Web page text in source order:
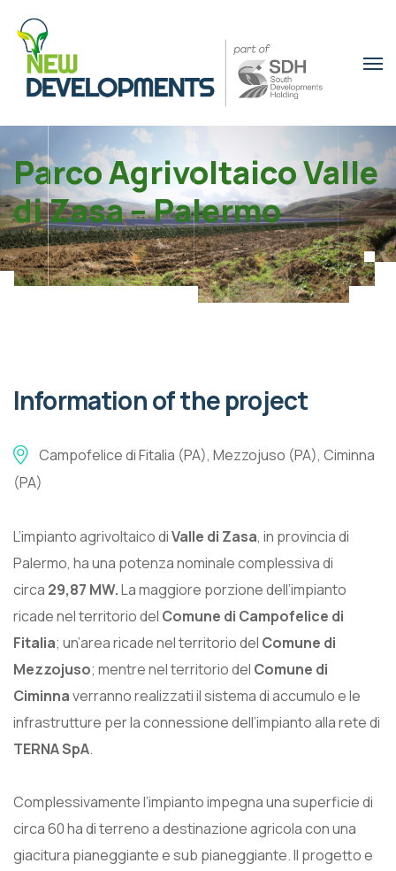
Parco Agrivoltaico Valle
di Zasa – Palermo
Information of the project
Campofelice di Fitalia (PA), Mezzojuso (PA), Ciminna
(PA)
L’impianto agrivoltaico diValle di Zasa, in provincia di
Palermo, ha una potenza nominale complessiva di
circa 29,87 MW.La maggiore porzione dell’impianto
ricade nel territorio del Comune di Campofelice di
Fitalia; un’area ricade nel territorio del Comune di
Mezzojuso; mentre nel territorio del Comune di
Ciminnaverranno realizzati il sistema di accumulo e le
infrastrutture per la connessione dell’impianto alla rete di
TERNA SpA.
Complessivamente l’impianto impegna una superficie di
circa 60 ha di terreno a destinazione agricola con una
giacitura pianeggiante e sub pianeggiante.Il progetto e